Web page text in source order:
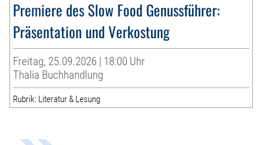
Premiere des Slow Food Genussführer:
Präsentation und Verkostung
Freitag, 25.09.2026 | 18:00 Uhr
Thalia Buchhandlung
Rubrik: Literatur & Lesung